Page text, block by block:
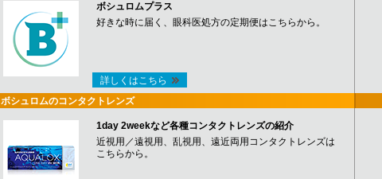
ボシュロムプラス
好きな時に届く、眼科医処方の定期便はこちらから。
詳しくはこちら
ボシュロムのコンタクトレンズ
1day 2weekなど各種コンタクトレンズの紹介
近視用／遠視用、乱視用、遠近両用コンタクトレンズは
こちらから。